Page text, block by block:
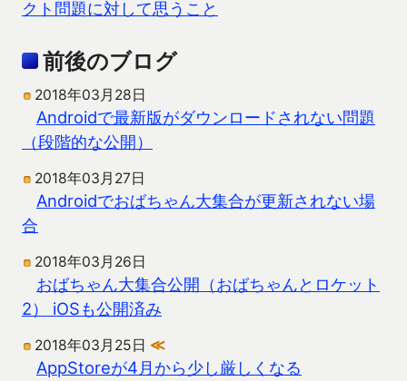
クト問題に対して思うこと
前後のブログ
2018年03月28日
Androidで最新版がダウンロードされない問題
（段階的な公開）
2018年03月27日
Androidでおばちゃん大集合が更新されない場
合
2018年03月26日
おばちゃん大集合公開（おばちゃんとロケット
2） iOSも公開済み
2018年03月25日 ≪
AppStoreが4月から少し厳しくなる